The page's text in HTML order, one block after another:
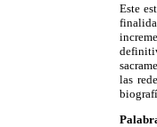
Este
las